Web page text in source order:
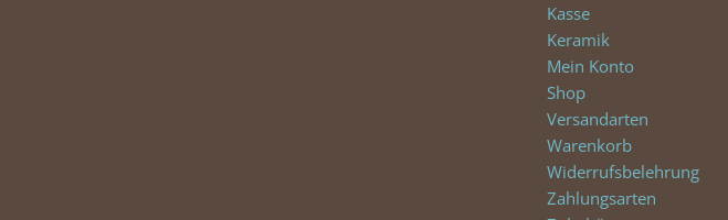
Kasse
Keramik
Mein Konto
Shop
Versandarten
Warenkorb
Widerrufsbelehrung
Zahlungsarten